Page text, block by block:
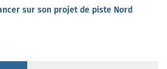
sur son projet de piste Nord